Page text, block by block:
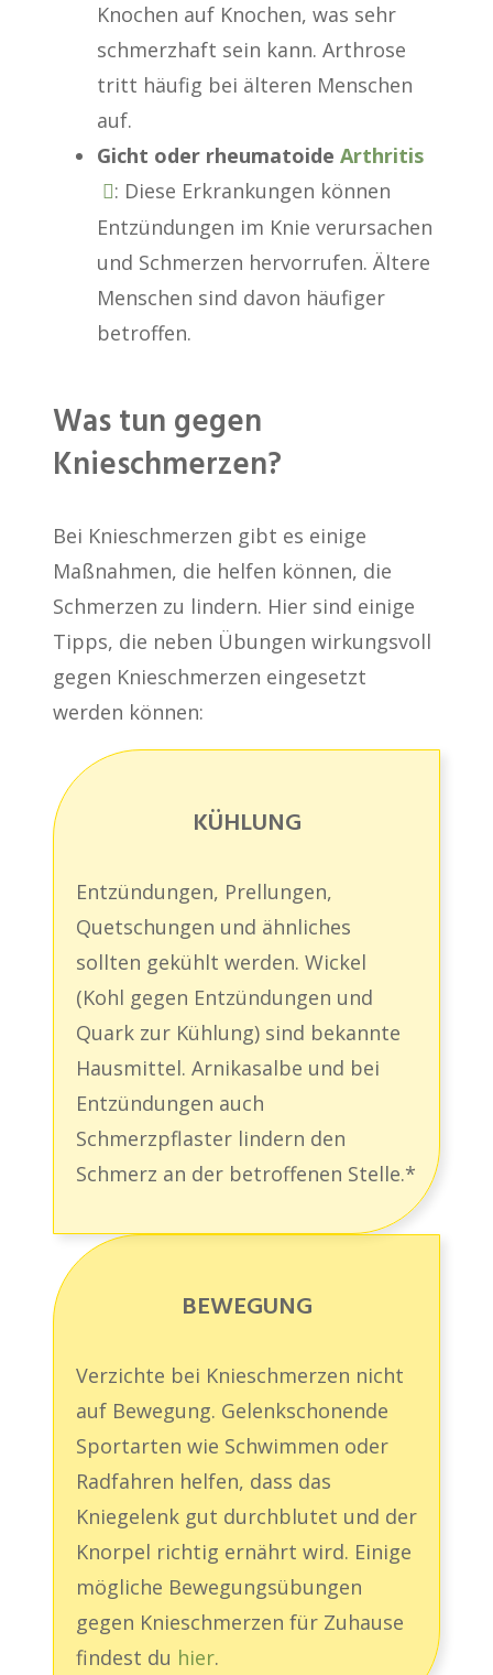
Knochen auf Knochen, was sehr
schmerzhaft sein kann. Arthrose
tritt häufig bei älteren Menschen
auf.
Gicht oder rheumatoide Arthritis
: Diese Erkrankungen können
Entzündungen im Knie verursachen
und Schmerzen hervorrufen. Ältere
Menschen sind davon häufiger
betroffen.
Was tun gegen
Knieschmerzen?
Bei Knieschmerzen gibt es einige
Maßnahmen, die helfen können, die
Schmerzen zu lindern. Hier sind einige
Tipps, die neben Übungen wirkungsvoll
gegen Knieschmerzen eingesetzt
werden können:
KÜHLUNG
Entzündungen, Prellungen,
Quetschungen und ähnliches
sollten gekühlt werden. Wickel
(Kohl gegen Entzündungen und
Quark zur Kühlung) sind bekannte
Hausmittel. Arnikasalbe und bei
Entzündungen auch
Schmerzpflaster lindern den
Schmerz an der betroffenen Stelle.*
BEWEGUNG
Verzichte bei Knieschmerzen nicht
auf Bewegung. Gelenkschonende
Sportarten wie Schwimmen oder
Radfahren helfen, dass das
Kniegelenk gut durchblutet und der
Knorpel richtig ernährt wird. Einige
mögliche Bewegungsübungen
gegen Knieschmerzen für Zuhause
findest du hier.